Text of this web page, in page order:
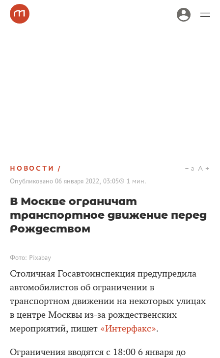
НОВОСТИ
Опубликовано 06 января 2022, 03:05 1 мин.
a A
В Москве ограничат
транспортное движение перед
Рождеством
Фото: Pixabay
Столичная Госавтоинспекция предупредила
автомобилистов об ограничении в
транспортном движении на некоторых улицах
в центре Москвы из-за рождественских
мероприятий, пишет «Интерфакс».
Ограничения вводятся с 18:00 6 января до